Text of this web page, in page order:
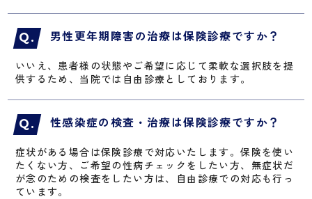
男性更年期障害の治療は保険診療ですか？
いいえ、患者様の状態やご希望に応じて柔軟な選択肢を提
供するため、当院では自由診療としております。
性感染症の検査・治療は保険診療ですか？
症状がある場合は保険診療で対応いたします。保険を使い
たくない方、ご希望の性病チェックをしたい方、無症状だ
が念のための検査をしたい方は、自由診療での対応も行っ
ています。